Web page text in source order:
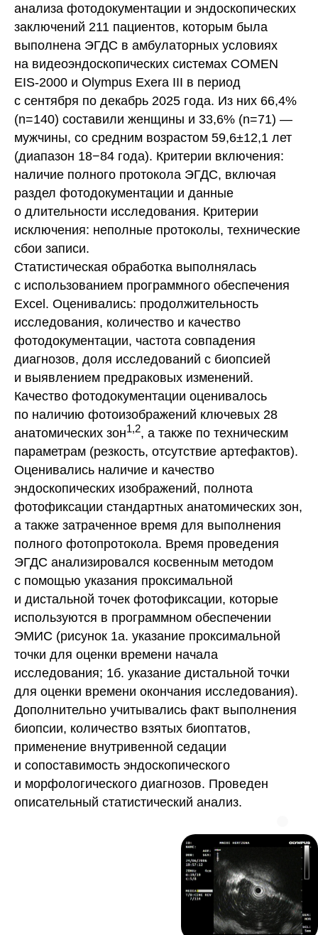
анализа фотодокументации и эндоскопических
заключений 211 пациентов, которым была
выполнена ЭГДС в амбулаторных условиях
на видеоэндоскопических системах COMEN
EIS-2000 и Olympus Exera III в период
с сентября по декабрь 2025 года. Из них 66,4%
(n=140) составили женщины и 33,6% (n=71) —
мужчины, со средним возрастом 59,6±12,1 лет
(диапазон 18−84 года). Критерии включения:
наличие полного протокола ЭГДС, включая
раздел фотодокументации и данные
о длительности исследования. Критерии
исключения: неполные протоколы, технические
сбои записи.
Статистическая обработка выполнялась
с использованием программного обеспечения
Excel. Оценивались: продолжительность
исследования, количество и качество
фотодокументации, частота совпадения
диагнозов, доля исследований с биопсией
и выявлением предраковых изменений.
Качество фотодокументации оценивалось
по наличию фотоизображений ключевых 28
анатомических зон1,2, а также по техническим
параметрам (резкость, отсутствие артефактов).
Оценивались наличие и качество
эндоскопических изображений, полнота
фотофиксации стандартных анатомических зон,
а также затраченное время для выполнения
полного фотопротокола. Время проведения
ЭГДС анализировался косвенным методом
с помощью указания проксимальной
и дистальной точек фотофиксации, которые
используются в программном обеспечении
ЭМИС (рисунок 1а. указание проксимальной
точки для оценки времени начала
исследования; 1б. указание дистальной точки
для оценки времени окончания исследования).
Дополнительно учитывались факт выполнения
биопсии, количество взятых биоптатов,
применение внутривенной седации
и сопоставимость эндоскопического
и морфологического диагнозов. Проведен
описательный статистический анализ.